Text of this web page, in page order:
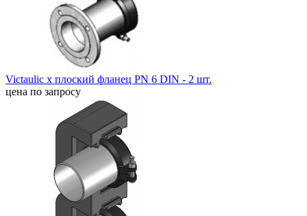
Victaulic x плоский фланец PN 6 DIN - 2 шт.
цена по запросу